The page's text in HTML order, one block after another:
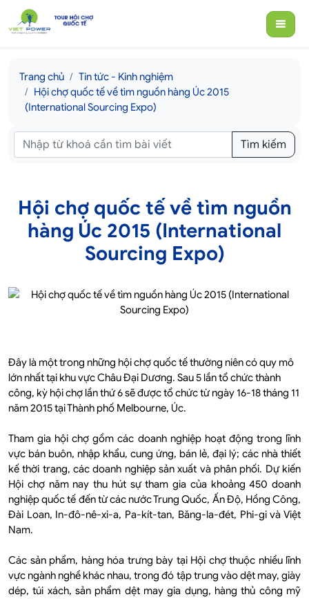
Trang chủ
Tin tức - Kinh nghiệm
Hội chợ quốc tế về tìm nguồn hàng Úc 2015
(International Sourcing Expo)
Tìm kiếm
Hội chợ quốc tế về tìm nguồn
hàng Úc 2015 (International
Sourcing Expo)
Đây là một trong những hội chợ quốc tế thường niên có quy mô
lớn nhất tại khu vực Châu Đại Dương. Sau 5 lần tổ chức thành
công, kỳ hội chợ lần thứ 6 sẽ được tổ chức từ ngày 16-18 tháng 11
năm 2015 tại Thành phố Melbourne, Úc.
Tham gia hội chợ gồm các doanh nghiệp hoạt động trong lĩnh
vực bán buôn, nhập khẩu, cung ứng, bán lẻ, đại lý; các nhà thiết
kế thời trang, các doanh nghiệp sản xuất và phân phối. Dự kiến
Hội chợ năm nay thu hút sự tham gia của khoảng 450 doanh
nghiệp quốc tế đến từ các nước Trung Quốc, Ấn Độ, Hồng Công,
Đài Loan, In-đô-nê-xi-a, Pa-kít-tan, Băng-la-đét, Phi-gi và Việt
Nam.
Các sản phẩm, hàng hóa trưng bày tại Hội chợ thuộc nhiều lĩnh
vực ngành nghề khác nhau, trong đó tập trung vào dệt may, giày
dép, túi xách, sản phẩm dệt may gia dụng, hàng thủ công mỹ